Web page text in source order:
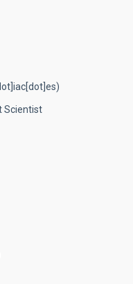
Scientist